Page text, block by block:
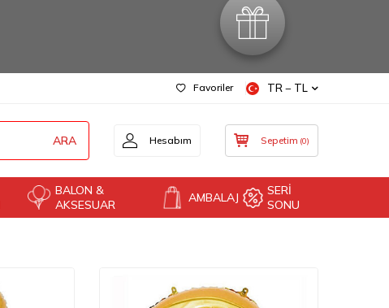
Favoriler TR − TL
ARA Hesabım Sepetim (0)
BALON &
AKSESUAR
AMBALAJ
SERİ
SONU